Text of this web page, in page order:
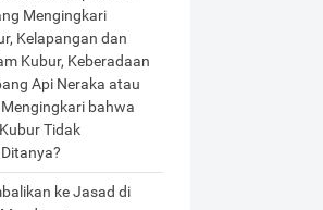
Mengingkari
Kelapangan dan
Kubur, Keberadaan
Api Neraka atau
bahwa
Tidak
ke Jasad di